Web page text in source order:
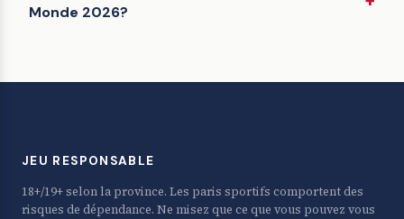
Monde 2026?
JEU RESPONSABLE
18+/19+ selon la province. Les paris sportifs comportent des
risques de dépendance. Ne misez que ce que vous pouvez vous